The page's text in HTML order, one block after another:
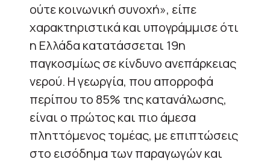
ούτε κοινωνική συνοχή», είπε
χαρακτηριστικά και υπογράμμισε ότι
η Ελλάδα κατατάσσεται 19η
παγκοσμίως σε κίνδυνο ανεπάρκειας
νερού. Η γεωργία, που απορροφά
περίπου το 85% της κατανάλωσης,
είναι ο πρώτος και πιο άμεσα
πληττόμενος τομέας, με επιπτώσεις
στο εισόδημα των παραγωγών και